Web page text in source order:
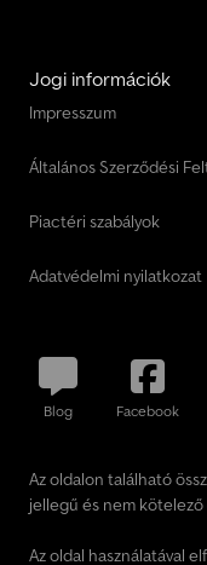
Jogi információk
Impresszum
Általános Szerződési
Piactéri szabályok
Adatvédelmi nyilatkozat
Blog Facebook
Az oldalon található
jellegű és nem kötelező
Az oldal használatával